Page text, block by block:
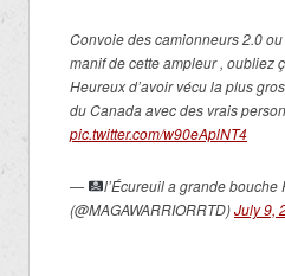
Convoie des camionneurs 2.0
manif de cette ampleur , oubliez
Heureux d’avoir vécu la plus
du Canada avec des vrais
pic.twitter.com/w90eAplNT4
— l’Écureuil a grande bouche
(@MAGAWARRIORRTD)July 9,